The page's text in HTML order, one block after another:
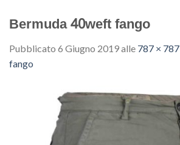
Bermuda 40weft fango
Pubblicato 6 Giugno 2019alle 787 × 787
fango